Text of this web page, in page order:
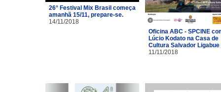
26° Festival Mix Brasil começa
amanhã 15/11, prepare-se.
14/11/2018
Oficina ABC - SPCINE
Lúcio Kodato na Casa de
Cultura Salvador Ligabue
11/11/2018